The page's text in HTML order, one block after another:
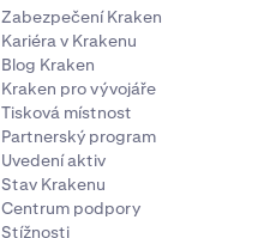
Zabezpečení Kraken
Kariéra v Krakenu
Blog Kraken
Kraken pro vývojáře
Tisková místnost
Partnerský program
Uvedení aktiv
Stav Krakenu
Centrum podpory
Stížnosti